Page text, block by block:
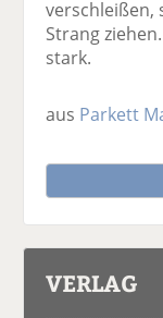
verschleißen,
Strang
stark.
aus Parkett
VERLAG